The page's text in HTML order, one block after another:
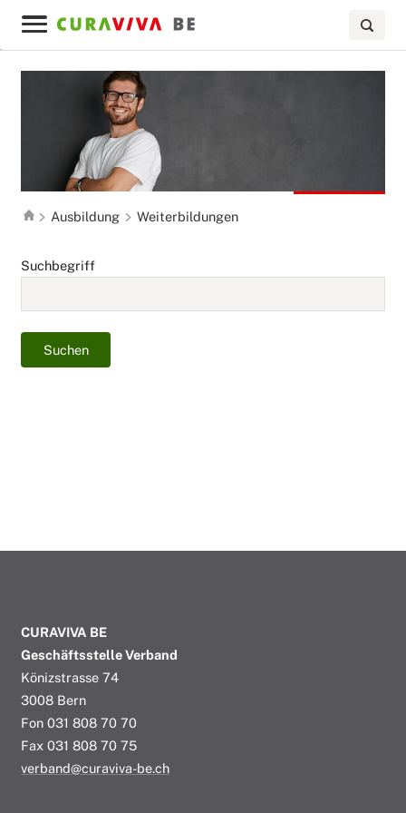
Ausbildung Weiterbildungen
Suchbegriff
Suchen
CURAVIVA BE
Geschäftsstelle Verband
Könizstrasse 74
3008 Bern
Fon 031 808 70 70
Fax 031 808 70 75
verband@curaviva-be.ch